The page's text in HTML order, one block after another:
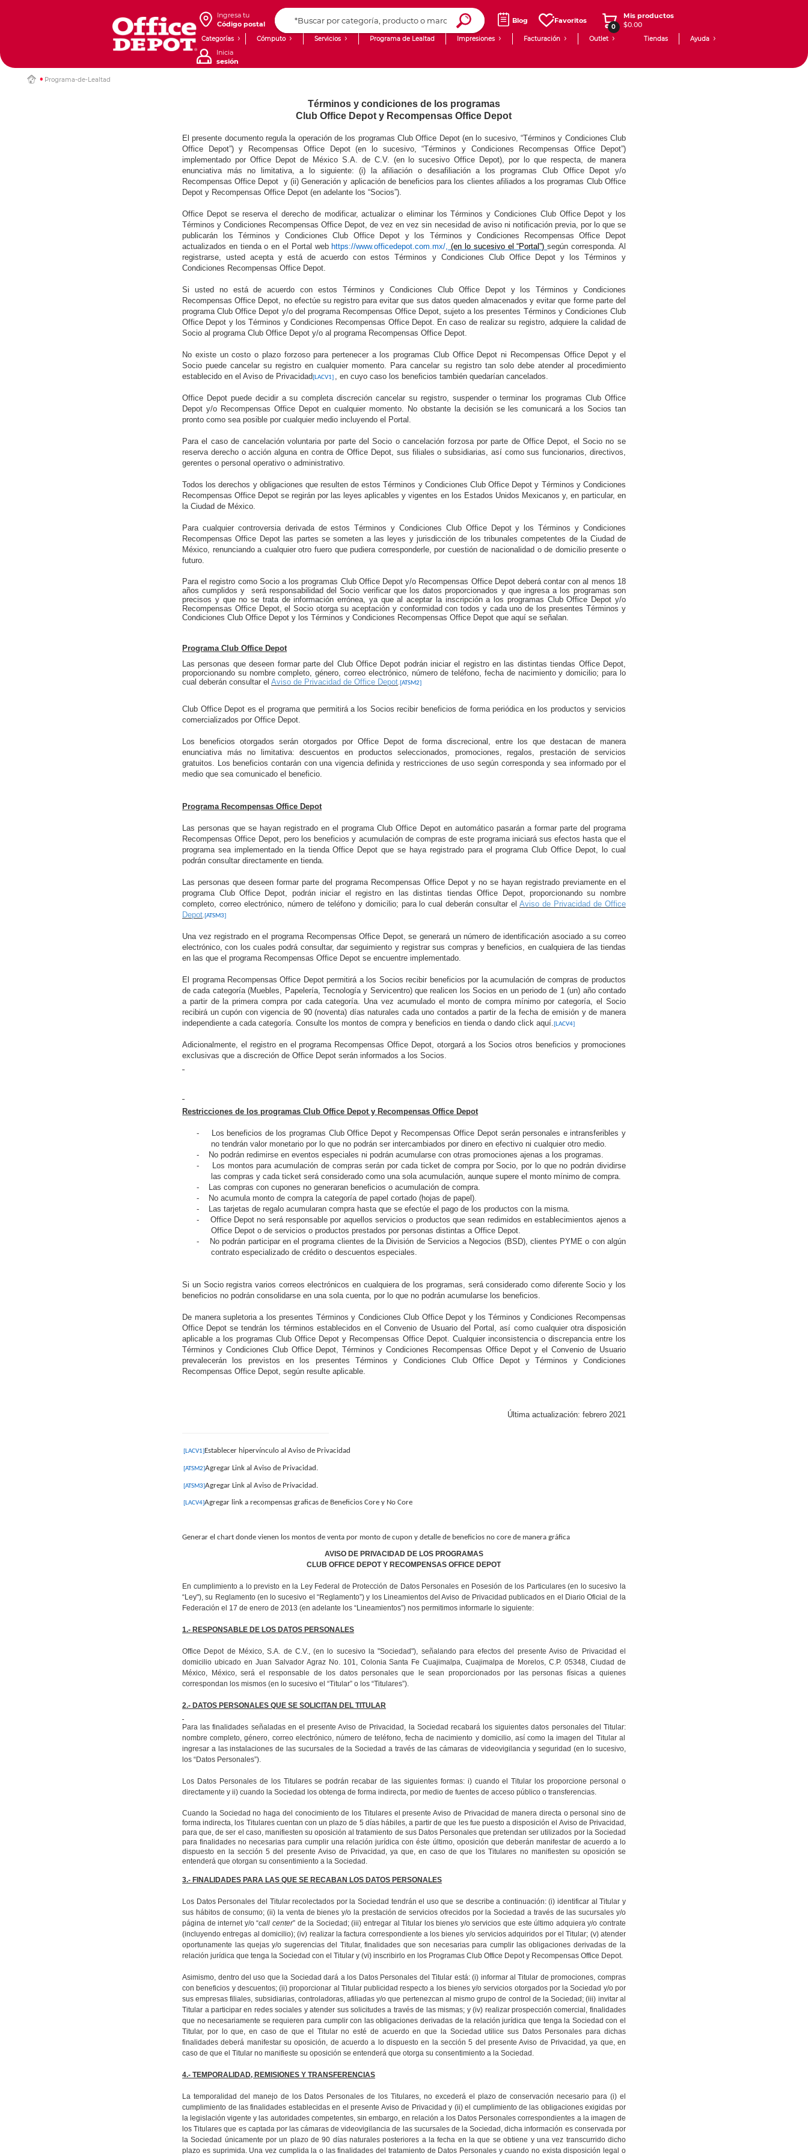
Ingresa tu
Código postal
Blog Favoritos
0
Mis productos
$0.00
Categorías Cómputo
Monitores
Servicios
Blog
Venta corporativa
PyME
Programa de Lealtad Impresiones Facturación Outlet Tiendas Ayuda
Inicia
sesión
Programa-de-Lealtad
Términos y condiciones de los programas
Club Office Depot y Recompensas Office Depot
El presente documento regula la operación de los programas Club Office Depot (en lo sucesivo, “Términos y Condiciones Club
Office Depot”) y Recompensas Office Depot (en lo sucesivo, “Términos y Condiciones Recompensas Office Depot”)
implementado por Office Depot de México S.A. de C.V. (en lo sucesivo Office Depot), por lo que respecta, de manera
enunciativa más no limitativa, a lo siguiente: (i) la afiliación o desafiliación a los programas Club Office Depot y/o
Recompensas Office Depot y (ii) Generación y aplicación de beneficios para los clientes afiliados a los programas Club Office
Depot y Recompensas Office Depot (en adelante los “Socios”).
Office Depot se reserva el derecho de modificar, actualizar o eliminar los Términos y Condiciones Club Office Depot y los
Términos y Condiciones Recompensas Office Depot, de vez en vez sin necesidad de aviso ni notificación previa, por lo que se
publicarán los Términos y Condiciones Club Office Depot y los Términos y Condiciones Recompensas Office Depot
actualizados en tienda o en el Portal web https://www.officedepot.com.mx/, (en lo sucesivo el “Portal”)según corresponda. Al
registrarse, usted acepta y está de acuerdo con estos Términos y Condiciones Club Office Depot y los Términos y
Condiciones Recompensas Office Depot.
Si usted no está de acuerdo con estos Términos y Condiciones Club Office Depot y los Términos y Condiciones
Recompensas Office Depot, no efectúe su registro para evitar que sus datos queden almacenados y evitar que forme parte del
programa Club Office Depot y/o del programa Recompensas Office Depot, sujeto a los presentes Términos y Condiciones Club
Office Depot y los Términos y Condiciones Recompensas Office Depot. En caso de realizar su registro, adquiere la calidad de
Socio al programa Club Office Depot y/o al programa Recompensas Office Depot.
No existe un costo o plazo forzoso para pertenecer a los programas Club Office Depot ni Recompensas Office Depot y el
Socio puede cancelar su registro en cualquier momento. Para cancelar su registro tan solo debe atender al procedimiento
establecido en elAviso de Privacidad[LACV1] , en cuyo caso los beneficios también quedarían cancelados.
Office Depot puede decidir a su completa discreción cancelar su registro, suspender o terminar los programas Club Office
Depot y/o Recompensas Office Depot en cualquier momento. No obstante la decisión se les comunicará a los Socios tan
pronto como sea posible por cualquier medio incluyendo el Portal.
Para el caso de cancelación voluntaria por parte del Socio o cancelación forzosa por parte de Office Depot, el Socio no se
reserva derecho o acción alguna en contra de Office Depot, sus filiales o subsidiarias, así como sus funcionarios, directivos,
gerentes o personal operativo o administrativo.
Todos los derechos y obligaciones que resulten de estos Términos y Condiciones Club Office Depot y Términos y Condiciones
Recompensas Office Depot se regirán por las leyes aplicables y vigentes en los Estados Unidos Mexicanos y, en particular, en
la Ciudad de México.
Para cualquier controversia derivada de estos Términos y Condiciones Club Office Depot y los Términos y Condiciones
Recompensas Office Depot las partes se someten a las leyes y jurisdicción de los tribunales competentes de la Ciudad de
México, renunciando a cualquier otro fuero que pudiera corresponderle, por cuestión de nacionalidad o de domicilio presente o
futuro.
Para el registro como Socio a los programas Club Office Depot y/o Recompensas Office Depot deberá contar con al menos 18
años cumplidos y será responsabilidad del Socio verificar que los datos proporcionados y que ingresa a los programas son
precisos y que no se trata de información errónea, ya queal aceptar la inscripción a los programas Club Office Depot y/o
Recompensas Office Depot, el Socio otorga su aceptación y conformidad con todos y cada uno de los presentes Términos y
Condiciones Club Office Depot y los Términos y Condiciones Recompensas Office Depot que aquí se señalan.
Programa Club Office Depot
Las personas que deseen formar parte del Club Office Depot podrán iniciar el registro en las distintas tiendas Office Depot,
proporcionando su nombre completo, género, correo electrónico, número de teléfono,fecha de nacimiento y domicilio; para lo
cual deberánconsultar elAviso de Privacidad de Office Depot.[ATSM2]
Club Office Depot es el programa que permitirá a los Socios recibir beneficios de forma periódica en los productos y servicios
comercializados por Office Depot.
Los beneficios otorgados serán otorgados por Office Depot de forma discrecional, entre los que destacan de manera
enunciativa más no limitativa: descuentos en productos seleccionados, promociones, regalos, prestación de servicios
gratuitos. Los beneficios contarán con una vigencia definida y restricciones de uso según corresponda y sea informado por el
medio que sea comunicado el beneficio.
Programa Recompensas Office Depot
Las personas que se hayan registrado en el programa Club Office Depot en automático pasarán a formar parte del programa
Recompensas Office Depot, pero los beneficios y acumulación de compras de este programa iniciará sus efectos hasta que el
programa sea implementado en la tienda Office Depot que se haya registrado para el programa Club Office Depot, lo cual
podrán consultar directamente en tienda.
Las personas que deseen formar parte del programa Recompensas Office Depot y no se hayan registrado previamente en el
programa Club Office Depot, podrán iniciar el registro en las distintas tiendas Office Depot, proporcionando su nombre
completo, correo electrónico, número de teléfonoy domicilio; para lo cual deberánconsultar elAviso de Privacidad de Office
Depot.[ATSM3]
Una vez registrado en el programa Recompensas Office Depot, se generará un número de identificación asociado a su correo
electrónico, con los cuales podrá consultar, dar seguimiento y registrar sus compras y beneficios, en cualquiera de las tiendas
en las que el programa Recompensas Office Depot se encuentre implementado.
El programa Recompensas Office Depot permitirá a los Socios recibir beneficios por la acumulación de compras de productos
de cada categoría (Muebles, Papelería, Tecnología y Servicentro) que realicen los Socios en un periodo de 1 (un) año contado
a partir de la primera compra por cada categoría. Una vez acumulado el monto de compra mínimo por categoría, el Socio
recibirá un cupón con vigencia de 90 (noventa) días naturales cada uno contados a partir de la fecha de emisión y de manera
independiente a cada categoría.Consulte los montos de compra y beneficios en tienda o dando click aquí.[LACV4]
Adicionalmente, el registro en el programa Recompensas Office Depot, otorgará a los Socios otros beneficios y promociones
exclusivas que a discreción de Office Depot serán informados a los Socios.
Restricciones de los programas Club Office Depot y Recompensas Office Depot
-
Los beneficios de los programas Club Office Depot y Recompensas Office Depot serán personales e intransferibles y
no tendrán valor monetario por lo que no podrán ser intercambiados por dinero en efectivo ni cualquier otro medio.
-
No podrán redimirse en eventos especiales ni podrán acumularse con otras promociones ajenas a los programas.
-
Los montos para acumulación de compras serán por cada ticket de compra por Socio, por lo que no podrán dividirse
las compras y cada ticket será considerado como una sola acumulación, aunque supere el monto mínimo de compra.
-
Las compras con cupones no generaran beneficios o acumulación de compra.
-
No acumula monto de compra la categoría de papel cortado (hojas de papel).
-
Las tarjetas de regalo acumularan compra hasta que se efectúe el pago de los productos con la misma.
-
Office Depot no será responsable por aquellos servicios o productos que sean redimidos en establecimientos ajenos a
Office Depot o de servicios o productos prestados por personas distintas a Office Depot.
-
No podrán participar en el programa clientes de la División de Servicios a Negocios (BSD), clientes PYME o con algún
contrato especializado de crédito o descuentos especiales.
Si un Socio registra varios correos electrónicos en cualquiera de los programas, será considerado como diferente Socio y los
beneficios no podrán consolidarse en una sola cuenta, por lo que no podrán acumularse los beneficios.
De manera supletoria a los presentes Términos y Condiciones Club Office Depot y los Términos y Condiciones Recompensas
Office Depot se tendrán los términos establecidos en el Convenio de Usuario del Portal, así como cualquier otra disposición
aplicable a los programas Club Office Depot y Recompensas Office Depot. Cualquier inconsistencia o discrepancia entre los
Términos y Condiciones Club Office Depot, Términos y Condiciones Recompensas Office Depot y el Convenio de Usuario
prevalecerán los previstos en los presentes Términos y Condiciones Club Office Depot y Términos y Condiciones
Recompensas Office Depot, según resulte aplicable.
Última actualización: febrero 2021
[LACV1] Establecer hipervínculo al Aviso de Privacidad
[ATSM2]Agregar Link al Aviso de Privacidad.
[ATSM3]Agregar Link al Aviso de Privacidad.
[LACV4]Agregar link a recompensas graficas de Beneficios Core y No Core
Generar el chart donde vienen los montos de venta por monto de cupon y detalle de beneficios no core de manera gráfica
AVISO DE PRIVACIDAD DE LOS PROGRAMAS
CLUB OFFICE DEPOT Y RECOMPENSAS OFFICE DEPOT
En cumplimiento a lo previsto en la Ley Federal de Protección de Datos Personales en Posesión de los Particulares (en lo sucesivo la
“Ley"), su Reglamento (en lo sucesivo el “Reglamento”) y los Lineamientos del Aviso de Privacidad publicados en el Diario Oficial de la
Federación el 17 de enero de 2013 (en adelante los “Lineamientos”) nos permitimos informarle lo siguiente:
1.- RESPONSABLE DE LOS DATOS PERSONALES
Office Depot de México, S.A. de C.V., (en lo sucesivo la "Sociedad"), señalando para efectos del presente Aviso de Privacidad el
domicilio ubicado en Juan Salvador Agraz No. 101, Colonia Santa Fe Cuajimalpa, Cuajimalpa de Morelos, C.P. 05348, Ciudad de
México, México, será el responsable de los datos personales que le sean proporcionados por las personas físicas a quienes
correspondan los mismos (en lo sucesivo el“Titular” o los “Titulares”).
2.- DATOS PERSONALES QUE SE SOLICITAN DEL TITULAR
Para las finalidades señaladas en el presente Aviso de Privacidad, la Sociedad recabará los siguientes datos personales del Titular:
nombre completo, género, correo electrónico, número de teléfono, fecha de nacimiento y domicilio, así como la imagen del Titular al
ingresar a las instalaciones de las sucursales de la Sociedad a través de las cámaras de videovigilancia y seguridad (en lo sucesivo,
los “Datos Personales”).
Los Datos Personales de los Titulares se podrán recabar de las siguientes formas: i) cuando el Titular los proporcione personal o
directamente y ii) cuando la Sociedad los obtenga de forma indirecta, por medio de fuentes de acceso público o transferencias.
Cuando la Sociedad no haga del conocimiento de los Titulares el presente Aviso de Privacidad de manera directa o personal sino de
forma indirecta, los Titulares cuentan con un plazo de 5 días hábiles, a partir de que les fue puesto a disposición el Aviso de Privacidad,
para que, de ser el caso, manifiesten su oposición al tratamiento de sus Datos Personales que pretendan ser utilizados por la Sociedad
para finalidades no necesarias para cumplir una relación jurídica con éste último, oposición que deberán manifestar de acuerdo a lo
dispuesto en la sección 5 del presente Aviso de Privacidad, ya que, en caso de que los Titulares no manifiesten su oposición se
entenderá que otorgan su consentimiento a la Sociedad.
3.- FINALIDADES PARA LAS QUE SE RECABAN LOS DATOS PERSONALES
Los Datos Personales del Titular recolectados por la Sociedad tendrán el uso que se describe a continuación:(i) identificar al Titular y
sus hábitos de consumo; (ii) la venta de bienes y/o la prestación de servicios ofrecidos por la Sociedad a través de las sucursales y/o
página de internet y/o “call center” de la Sociedad; (iii) entregar al Titular los bienes y/o servicios que este último adquiera y/o contrate
(incluyendo entregas al domicilio); (iv) realizar la factura correspondiente a los bienes y/o servicios adquiridos por el Titular; (v) atender
oportunamente las quejas y/o sugerencias del Titular, finalidades que son necesarias para cumplir las obligaciones derivadas de la
relación jurídica que tenga la Sociedad con el Titular y (vi) inscribirlo en los Programas Club Office Depot y Recompensas Office Depot.
Asimismo, dentro del uso que la Sociedad dará a los Datos Personales del Titular está:(i) informar al Titular de promociones, compras
con beneficios y descuentos; (ii) proporcionar al Titular publicidad respecto a los bienes y/o servicios otorgados por la Sociedad y/o por
sus empresas filiales, subsidiarias, controladoras, afiliadas y/o que pertenezcan al mismo grupo de control de la Sociedad; (iii) invitar al
Titular a participar en redes sociales y atender sus solicitudes a través de las mismas; y (iv) realizar prospección comercial, finalidades
que no necesariamente se requieren para cumplir con las obligaciones derivadas de la relación jurídica que tenga la Sociedad con el
Titular, por lo que, en caso de que el Titular no esté de acuerdo en que la Sociedad utilice sus Datos Personales para dichas
finalidades deberá manifestar su oposición
de acuerdo a lo dispuesto en la sección 5 del presente Aviso de Privacidad, ya que, en
caso de que el Titular no manifieste su oposición se entenderá que otorga su consentimiento a la Sociedad.
4.- TEMPORALIDAD, REMISIONES Y TRANSFERENCIAS
La temporalidad del manejo de los Datos Personales de los Titulares, no excederá el plazo de conservación necesario para (i) el
cumplimiento de las finalidades establecidas en el presente Aviso de Privacidad y (ii) el cumplimiento de las obligaciones exigidas por
la legislación vigente y las autoridades competentes, sin embargo, en relación a los Datos Personales correspondientes a la imagen de
los Titulares que es captada por las cámaras de videovigilancia de las sucursales de la Sociedad, dicha información es conservada por
la Sociedad únicamente por un plazo de 90 días naturales posteriores a la fecha en la que se obtiene y una vez transcurrido dicho
plazo es suprimida . Una vez cumplida la o las finalidades del tratamiento de Datos Personales y cuando no exista disposición legal o